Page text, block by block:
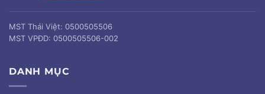
MST Thái Việt: 0500505506
MST VPĐD: 0500505506-002
DANH MỤC